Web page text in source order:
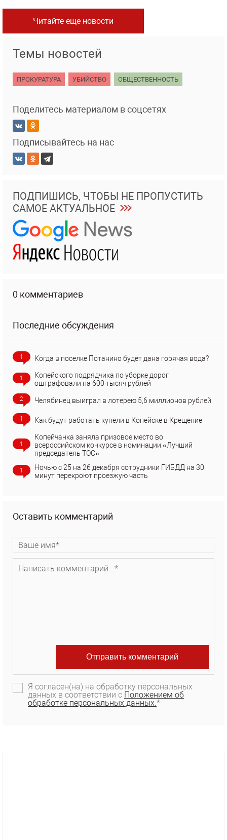
Читайте еще новости
Темы новостей
ПРОКУРАТУРА УБИЙСТВО ОБЩЕСТВЕННОСТЬ
Поделитесь материалом в соцсетях
Подписывайтесь на нас
ПОДПИШИСЬ, ЧТОБЫ НЕ ПРОПУСТИТЬ
САМОЕ АКТУАЛЬНОЕ
0 комментариев
Последние обсуждения
1 Когда в поселке Потанино будет дана горячая вода?
1
Копейского подрядчика по уборке дорог
оштрафовали на 600 тысяч рублей
2 Челябинец выиграл в лотерею 5,6 миллионов рублей
1 Как будут работать купели в Копейске в Крещение
1
Копейчанка заняла призовое место во
всероссийском конкурсе в номинации «Лучший
председатель ТОС»
1
Ночью с 25 на 26 декабря сотрудники ГИБДД на 30
минут перекроют проезжую часть
Оставить комментарий
Я согласен(на) на обработку персональных
данных в соответствии с Положением об
обработке персональных данных.*